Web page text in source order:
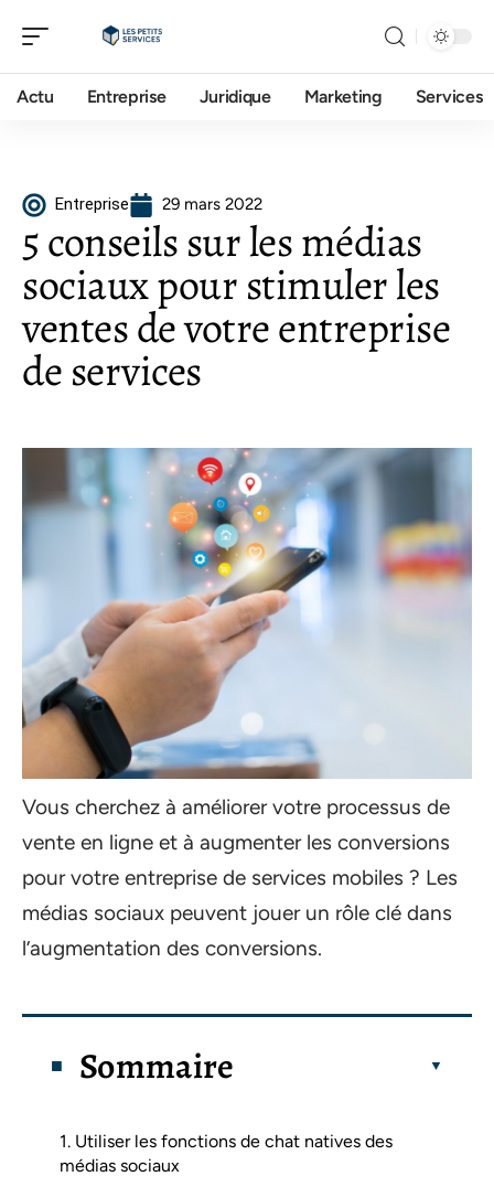
Actu Entreprise Juridique Marketing Services
Entreprise 29 mars 2022
5 conseils sur les médias
sociaux pour stimuler les
ventes de votre entreprise
de services
Vous cherchez à améliorer votre processus de
vente en ligne et à augmenter les conversions
pour votre entreprise de services mobiles ? Les
médias sociaux peuvent jouer un rôle clé dans
l’augmentation des conversions.
Sommaire
1. Utiliser les fonctions de chat natives des
médias sociaux